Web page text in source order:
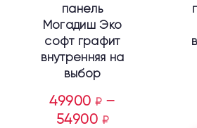
панель
Могадиш Эко
софт графит
внутренняя на
выбор
49900₽ –
54900 ₽